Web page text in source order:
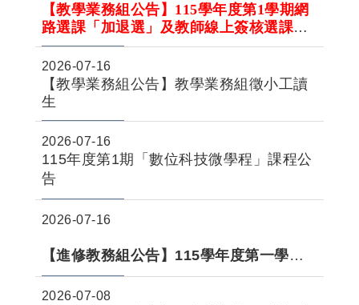
【教學業務組公告】115學年度第1學期網
路選課「加退選」及教師線上簽核選課申
請時程公告
The first semester of 115 academic year
Schedule for On-line Course AddDrop
and Teachers' Online Signature
2026-07-16
【教學業務組公告】教學業務組徵小工讀
生
2026-07-16
115年度第1期「數位科技微學程」課程公
告
2026-07-16
【進修教務組公告】115學年度第一學期
進修部四年制大學部學生轉系核准名單及
注意事項公告
2026-07-08